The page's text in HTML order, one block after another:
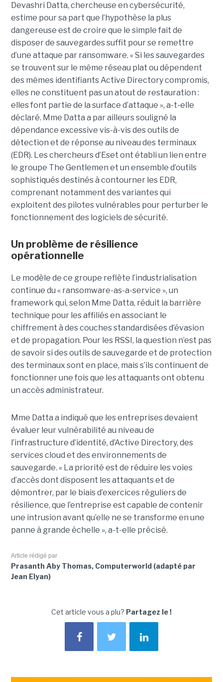
Devashri Datta, chercheuse en cybersécurité,
estime pour sa part que l’hypothèse la plus
dangereuse est de croire que le simple fait de
disposer de sauvegardes suffit pour se remettre
d’une attaque par ransomware. « Si les sauvegardes
se trouvent sur le même réseau plat ou dépendent
des mêmes identifiants Active Directory compromis,
elles ne constituent pas un atout de restauration :
elles font partie de la surface d’attaque », a-t-elle
déclaré. Mme Datta a par ailleurs souligné la
dépendance excessive vis-à-vis des outils de
détection et de réponse au niveau des terminaux
(EDR). Les chercheurs d’Eset ont établi un lien entre
le groupe The Gentlemen et un ensemble d’outils
sophistiqués destinés à contourner les EDR,
comprenant notamment des variantes qui
exploitent des pilotes vulnérables pour perturber le
fonctionnement des logiciels de sécurité.
Un problème de résilience
opérationnelle
Le modèle de ce groupe reflète l’industrialisation
continue du « ransomware-as-a-service », un
framework qui, selon Mme Datta, réduit la barrière
technique pour les affiliés en associant le
chiffrement à des couches standardisées d’évasion
et de propagation. Pour les RSSI, la question n’est pas
de savoir si des outils de sauvegarde et de protection
des terminaux sont en place, mais s’ils continuent de
fonctionner une fois que les attaquants ont obtenu
un accès administrateur.
Mme Datta a indiqué que les entreprises devaient
évaluer leur vulnérabilité au niveau de
l’infrastructure d’identité, d’Active Directory, des
services cloud et des environnements de
sauvegarde. « La priorité est de réduire les voies
d’accès dont disposent les attaquants et de
démontrer, par le biais d’exercices réguliers de
résilience, que l’entreprise est capable de contenir
une intrusion avant qu’elle ne se transforme en une
panne à grande échelle », a-t-elle précisé.
Article rédigé par
Prasanth Aby Thomas, Computerworld (adapté par
Jean Elyan)
Cet article vous a plu? Partagez le !